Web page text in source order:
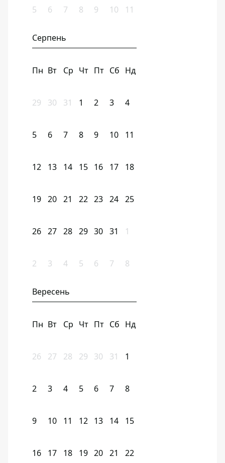
5 6 7 8 9 10 11
Серпень
Пн Вт Ср Чт Пт Сб Нд
29 30 31 1 2 3 4
5 6 7 8 9 10 11
12 13 14 15 16 17 18
19 20 21 22 23 24 25
26 27 28 29 30 31 1
2 3 4 5 6 7 8
Вересень
Пн Вт Ср Чт Пт Сб Нд
26 27 28 29 30 31 1
2 3 4 5 6 7 8
9 10 11 12 13 14 15
16 17 18 19 20 21 22